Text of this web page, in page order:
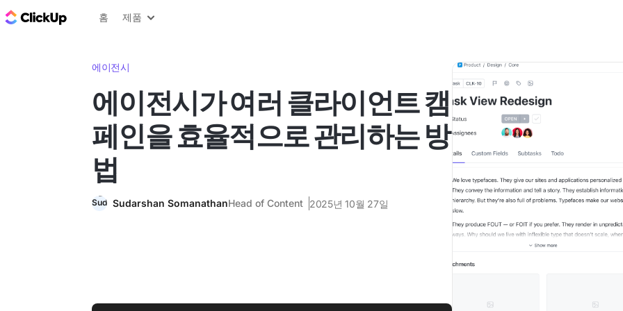
ClickUp 블로그
홈 제품
에이전시
에이전시가 여러 클라이언트 캠
페인을 효율적으로 관리하는 방
법
Sudarshan SomanathanHead of Content 2025년 10월 27일